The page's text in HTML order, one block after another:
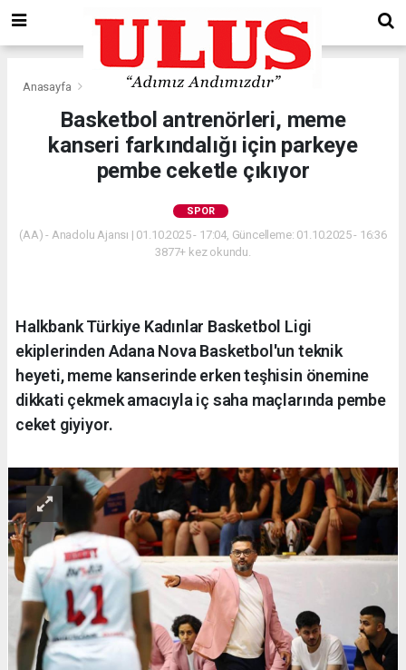
Anasayfa
Basketbol antrenörleri, meme
kanseri farkındalığı için parkeye
pembe ceketle çıkıyor
SPOR
(AA) - Anadolu Ajansı | 01.10.2025 - 17:04, Güncelleme: 01.10.2025 - 16:36
3877+ kez okundu.
Halkbank Türkiye Kadınlar Basketbol Ligi
ekiplerinden Adana Nova Basketbol'un teknik
heyeti, meme kanserinde erken teşhisin önemine
dikkati çekmek amacıyla iç saha maçlarında pembe
ceket giyiyor.